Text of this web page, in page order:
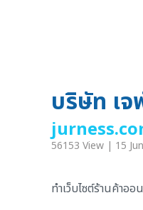
บริษัท เ
56153 View | 15
ทำเว็บไซต์ร้านค้าออ